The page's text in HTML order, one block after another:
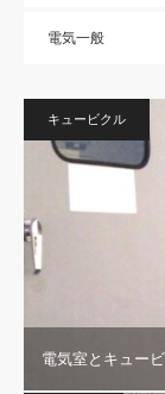
電気一般
キュービクル
電気室とキュー